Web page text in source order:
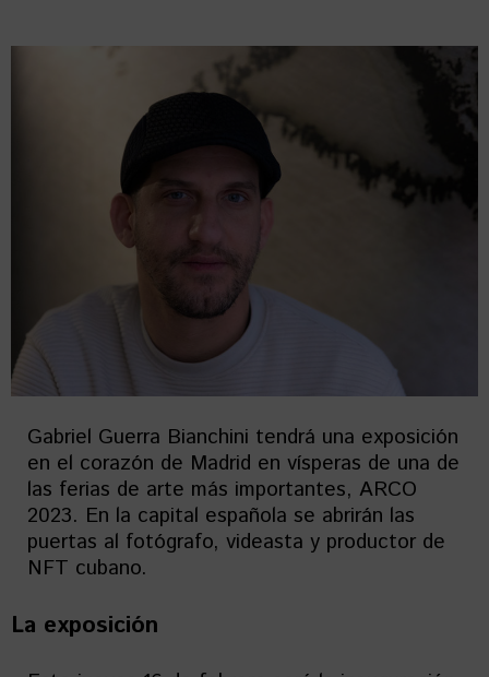
Gabriel Guerra Bianchini tendrá una exposición
en el corazón de Madrid en vísperas de una de
las ferias de arte más importantes, ARCO
2023. En la capital española se abrirán las
puertas al fotógrafo, videasta y productor de
NFT cubano.
La exposición